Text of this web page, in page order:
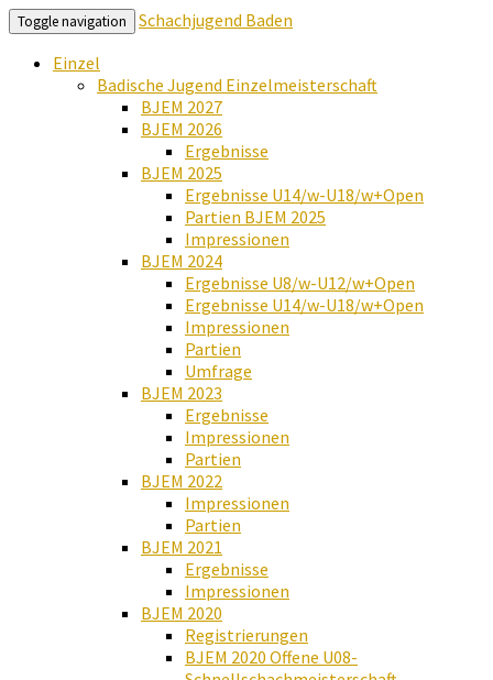
Toggle navigation
Schachjugend Baden
Einzel
Badische Jugend Einzelmeisterschaft
BJEM 2027
BJEM 2026
Ergebnisse
BJEM 2025
Ergebnisse U14/w-U18/w+Open
Partien BJEM 2025
Impressionen
BJEM 2024
Ergebnisse U8/w-U12/w+Open
Ergebnisse U14/w-U18/w+Open
Impressionen
Partien
Umfrage
BJEM 2023
Ergebnisse
Impressionen
Partien
BJEM 2022
Impressionen
Partien
BJEM 2021
Ergebnisse
Impressionen
BJEM 2020
Registrierungen
BJEM 2020 Offene U08-